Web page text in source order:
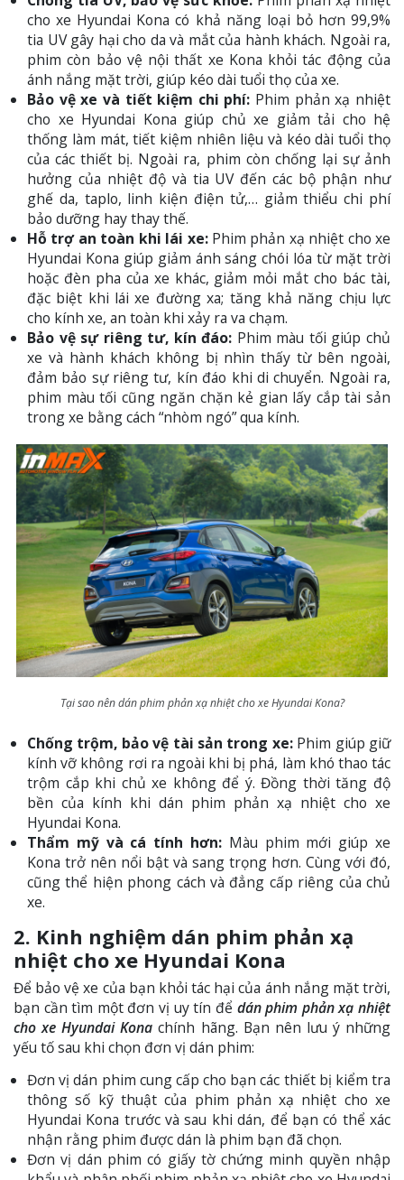
cho xe Hyundai Kona có khả năng loại bỏ hơn 99,9%
tia UV gây hại cho da và mắt của hành khách. Ngoài ra,
phim còn bảo vệ nội thất xe Kona khỏi tác động của
ánh nắng mặt trời, giúp kéo dài tuổi thọ của xe.
Bảo vệ xe và tiết kiệm chi phí: Phim phản xạ nhiệt
cho xe Hyundai Kona giúp chủ xe giảm tải cho hệ
thống làm mát, tiết kiệm nhiên liệu và kéo dài tuổi thọ
của các thiết bị. Ngoài ra, phim còn chống lại sự ảnh
hưởng của nhiệt độ và tia UV đến các bộ phận như
ghế da, taplo, linh kiện điện tử,… giảm thiểu chi phí
bảo dưỡng hay thay thế.
Hỗ trợ an toàn khi lái xe:Phim phản xạ nhiệt cho xe
Hyundai Kona giúp giảm ánh sáng chói lóa từ mặt trời
hoặc đèn pha của xe khác, giảm mỏi mắt cho bác tài,
đặc biệt khi lái xe đường xa; tăng khả năng chịu lực
cho kính xe, an toàn khi xảy ra va chạm.
Bảo vệ sự riêng tư, kín đáo: Phim màu tối giúp chủ
xe và hành khách không bị nhìn thấy từ bên ngoài,
đảm bảo sự riêng tư, kín đáo khi di chuyển. Ngoài ra,
phim màu tối cũng ngăn chặn kẻ gian lấy cắp tài sản
trong xe bằng cách “nhòm ngó” qua kính.
Tại sao nên dán phim phản xạ nhiệt cho xe Hyundai Kona?
Chống trộm, bảo vệ tài sản trong xe:Phim giúp giữ
kính vỡ không rơi ra ngoài khi bị phá, làm khó thao tác
trộm cắp khi chủ xe không để ý. Đồng thời tăng độ
bền của kính khi dán phim phản xạ nhiệt cho xe
Hyundai Kona.
Thẩm mỹ và cá tính hơn: Màu phim mới giúp xe
Kona trở nên nổi bật và sang trọng hơn. Cùng với đó,
cũng thể hiện phong cách và đẳng cấp riêng của chủ
xe.
2. Kinh nghiệm dán phim phản xạ
nhiệt cho xe Hyundai Kona
Để bảo vệ xe của bạn khỏi tác hại của ánh nắng mặt trời,
bạn cần tìm một đơn vị uy tín để dán phim phản xạ nhiệt
cho xe Hyundai Kona chính hãng. Bạn nên lưu ý những
yếu tố sau khi chọn đơn vị dán phim:
️Đơn vị dán phim cung cấp cho bạn các thiết bị kiểm tra
thông số kỹ thuật của phim phản xạ nhiệt cho xe
Hyundai Kona trước và sau khi dán, để bạn có thể xác
nhận rằng phim được dán là phim bạn đã chọn.
️Đơn vị dán phim có giấy tờ chứng minh quyền nhập